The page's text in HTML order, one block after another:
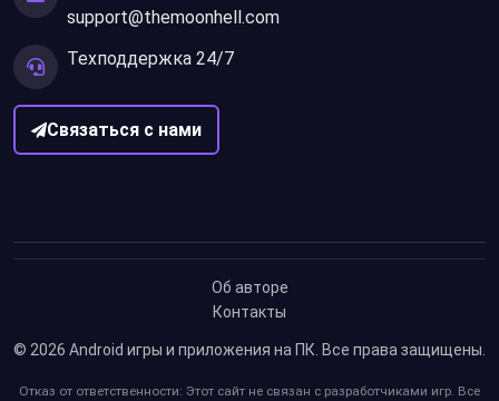
support@themoonhell.com
Техподдержка 24/7
Связаться с нами
Об авторе
Контакты
© 2026 Android игры и приложения на ПК. Все права защищены.
Отказ от ответственности: Этот сайт не связан с разработчиками игр. Все